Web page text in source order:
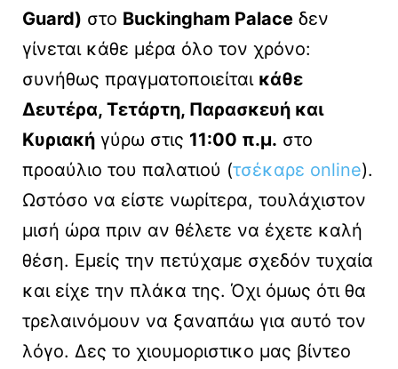
Guard) στο Buckingham Palace δεν
γίνεται κάθε μέρα όλο τον χρόνο:
συνήθως πραγματοποιείται κάθε
Δευτέρα, Τετάρτη, Παρασκευή και
Κυριακή γύρω στις 11:00 π.μ. στο
προαύλιο του παλατιού (τσέκαρε online).
Ωστόσο να είστε νωρίτερα, τουλάχιστον
μισή ώρα πριν αν θέλετε να έχετε καλή
θέση. Εμείς την πετύχαμε σχεδόν τυχαία
και είχε την πλάκα της. Όχι όμως ότι θα
τρελαινόμουν να ξαναπάω για αυτό τον
λόγο. Δες το χιουμοριστικο μας βίντεο